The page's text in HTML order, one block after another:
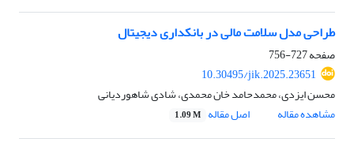
طراحی مدل سلامت مالی در بانکداری دیجیتال
صفحه727-756
10.30495/jik.2025.23651
محسن ایزدی، محمدحامد خان محمدی، شادی شاهوردیانی
مشاهده مقاله
اصل مقاله 1.09 M